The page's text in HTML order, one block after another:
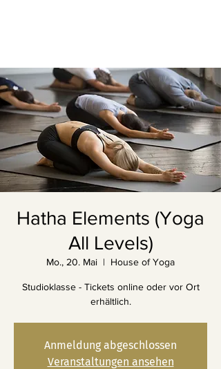
Hatha Elements (Yoga
All Levels)
Mo., 20. Mai
  |
House of Yoga
Studioklasse - Tickets online oder vor Ort
erhältlich.
Anmeldung abgeschlossen
Veranstaltungen ansehen